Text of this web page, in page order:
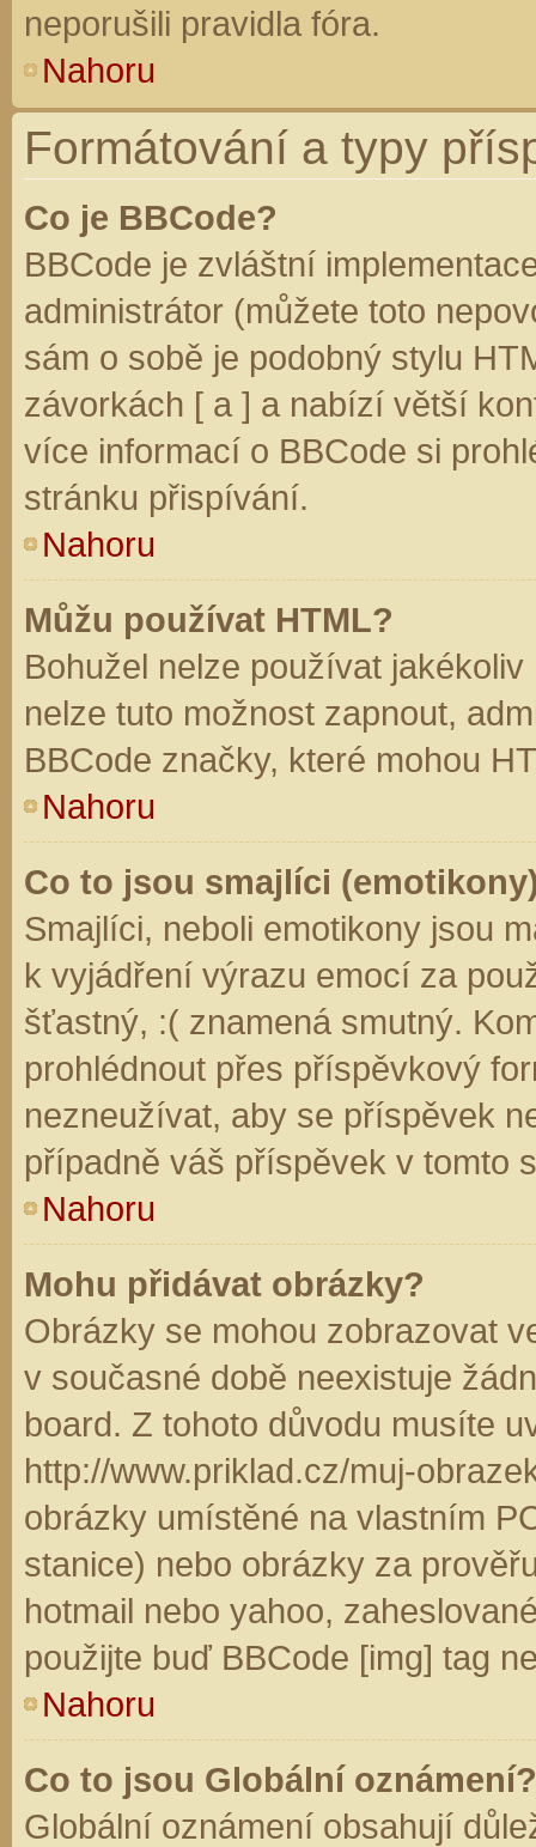
neporušili pravidla fóra.
Nahoru
Formátování a typy
Co je BBCode?
BBCode je zvláštní
administrátor (můžete toto
sám o sobě je podobný stylu
závorkách [ a ] a nabízí větší
více informací o BBCode si
stránku přispívání.
Nahoru
Můžu používat HTML?
Bohužel nelze používat
nelze tuto možnost zapnout,
BBCode značky, které mohou
Nahoru
Co to jsou smajlíci
Smajlíci, neboli emotikony jsou
k vyjádření výrazu emocí za
šťastný, :( znamená smutný.
prohlédnout přes příspěvkový
nezneužívat, aby se příspěvek
případně váš příspěvek v tomto
Nahoru
Mohu přidávat obrázky?
Obrázky se mohou zobrazovat
v současné době neexistuje
board. Z tohoto důvodu musíte
http://www.priklad.cz/muj-
obrázky umístěné na vlastním
stanice) nebo obrázky za
hotmail nebo yahoo,
použijte buď BBCode [img] tag
Nahoru
Co to jsou Globální oznámení?
Globální oznámení obsahují